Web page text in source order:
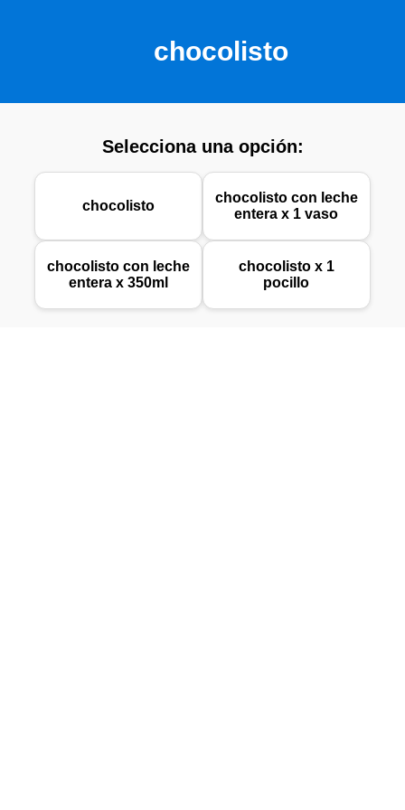
chocolisto
Selecciona una opción:
chocolisto
chocolisto con leche
entera x 1 vaso
chocolisto con leche
entera x 350ml
chocolisto x 1
pocillo